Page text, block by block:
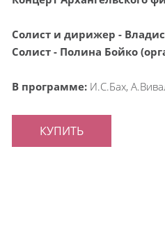
Солист и дирижер -
Солист - Полина Бойко
В программе: И.С.Бах,
КУПИТЬ